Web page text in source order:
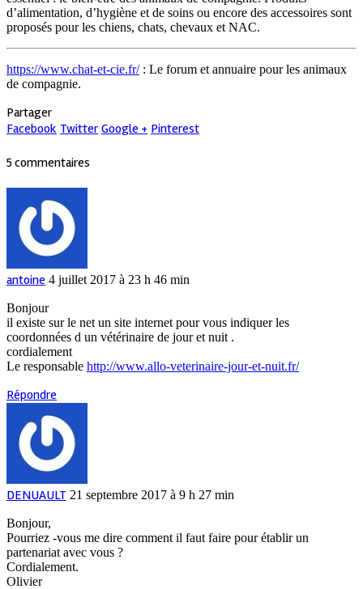
d’alimentation, d’hygiène et de soins ou encore des accessoires sont
proposés pour les chiens, chats, chevaux et NAC.
https://www.chat-et-cie.fr/: Le forum et annuaire pour les animaux
de compagnie.
Partager
Facebook Twitter Google + Pinterest
5 commentaires
antoine 4 juillet 2017 à 23 h 46 min
Bonjour
il existe sur le net un site internet pour vous indiquer les
coordonnées d un vétérinaire de jour et nuit .
cordialement
Le responsable http://www.allo-veterinaire-jour-et-nuit.fr/
Répondre
DENUAULT 21 septembre 2017 à 9 h 27 min
Bonjour,
Pourriez -vous me dire comment il faut faire pour établir un
partenariat avec vous ?
Cordialement.
Olivier